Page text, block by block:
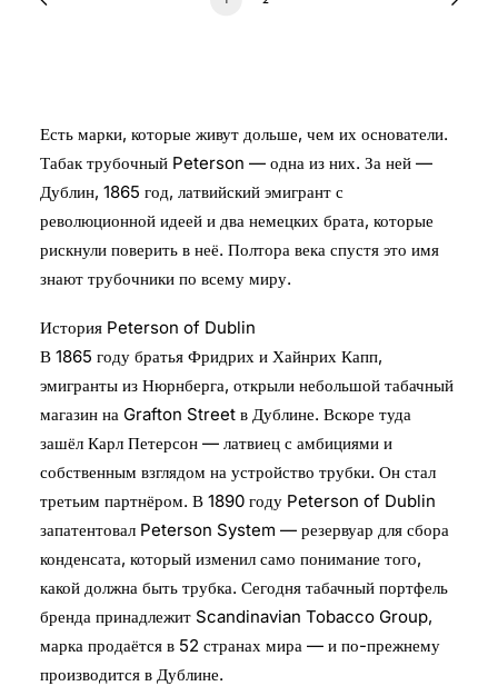
Есть марки, которые живут дольше, чем их основатели.
Табак трубочный Peterson — одна из них. За ней —
Дублин, 1865 год, латвийский эмигрант с
революционной идеей и два немецких брата, которые
рискнули поверить в неё. Полтора века спустя это имя
знают трубочники по всему миру.
История Peterson of Dublin
В 1865 году братья Фридрих и Хайнрих Капп,
эмигранты из Нюрнберга, открыли небольшой табачный
магазин на Grafton Street в Дублине. Вскоре туда
зашёл Карл Петерсон — латвиец с амбициями и
собственным взглядом на устройство трубки. Он стал
третьим партнёром. В 1890 году Peterson of Dublin
запатентовал Peterson System — резервуар для сбора
конденсата, который изменил само понимание того,
какой должна быть трубка. Сегодня табачный портфель
бренда принадлежит Scandinavian Tobacco Group,
марка продаётся в 52 странах мира — и по-прежнему
производится в Дублине.